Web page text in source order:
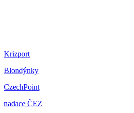
Krizport
Blondýnky
CzechPoint
nadace ČEZ